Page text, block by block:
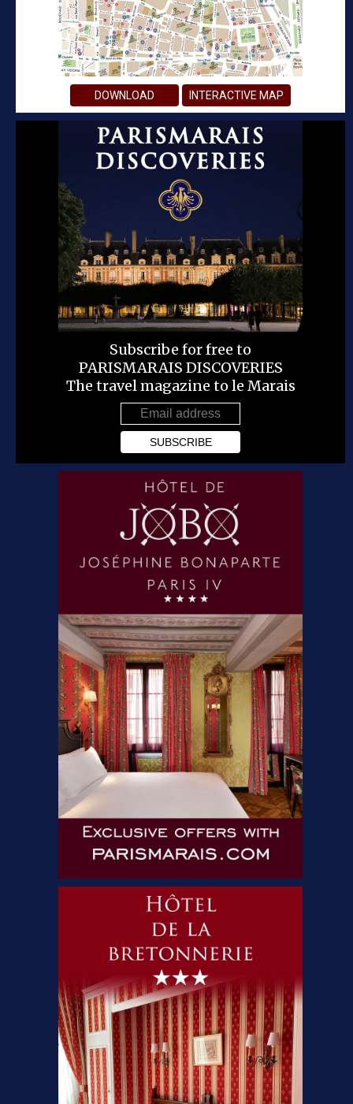
DOWNLOAD INTERACTIVE MAP
Subscribe for free to
PARISMARAIS DISCOVERIES
The travel magazine to le Marais